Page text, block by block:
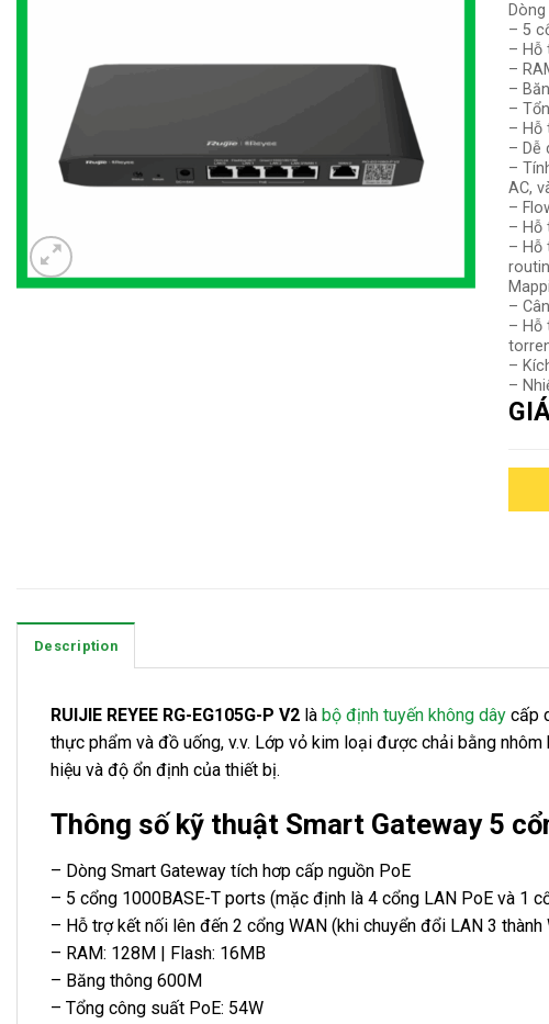
– 5
– Hỗ
–
–
–
– Hỗ
– Dễ
–
AC,
–
– Hỗ
– Hỗ
–
– Hỗ
–
–
Description
RUIJIE REYEE RG-EG105G-P V2 là bộ định tuyến không dây cấp
thực phẩm và đồ uống, v.v. Lớp vỏ kim loại được chải bằng
hiệu và độ ổn định của thiết bị.
Thông số kỹ thuật Smart Gateway 5
– Dòng Smart Gateway tích hơp cấp nguồn PoE
– 5 cổng 1000BASE-T ports (mặc định là 4 cổng LAN PoE và 1
– Hỗ trợ kết nối lên đến 2 cổng WAN (khi chuyển đổi LAN 3 thành
– RAM: 128M | Flash: 16MB
– Băng thông 600M
– Tổng công suất PoE: 54W